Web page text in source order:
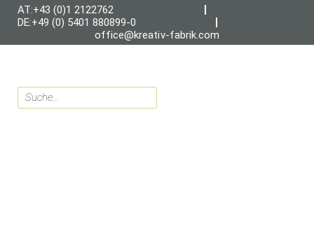
AT:+43 (0)1 2122762
DE:+49 (0) 5401 880899-0
office@kreativ-fabrik.com